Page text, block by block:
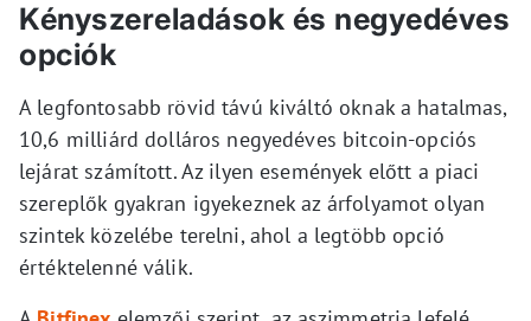
Kényszereladások és negyedéves
opciók
A legfontosabb rövid távú kiváltó oknak a hatalmas,
10,6 milliárd dolláros negyedéves bitcoin-opciós
lejárat számított. Az ilyen események előtt a piaci
szereplők gyakran igyekeznek az árfolyamot olyan
szintek közelébe terelni, ahol a legtöbb opció
értéktelenné válik.